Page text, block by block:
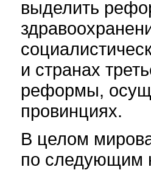
выделить
и странах
реформы,
провинциях.
В целом
по следующим